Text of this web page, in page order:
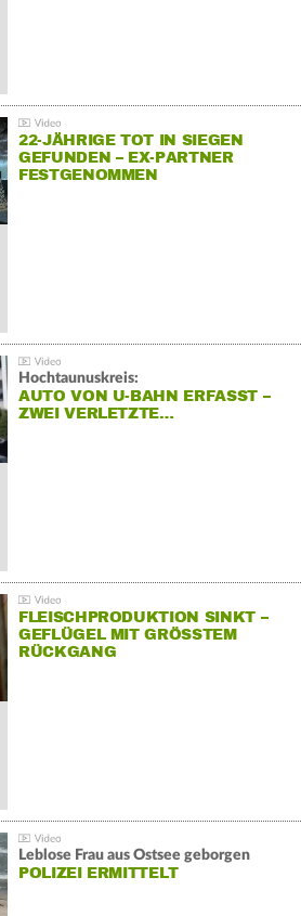
22-JÄHRIGE TOT IN SIEGEN
GEFUNDEN – EX-PARTNER
FESTGENOMMEN
Hochtaunuskreis:
AUTO VON U-BAHN ERFASST –
ZWEI VERLETZTE…
FLEISCHPRODUKTION SINKT –
GEFLÜGEL MIT GRÖSSTEM R
ÜCKGANG
Leblose Frau aus Ostsee geborgen
POLIZEI ERMITTELT